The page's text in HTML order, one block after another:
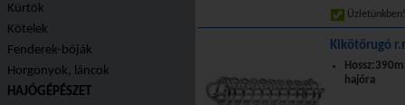
Kürtök
Kötelek
Fenderek-bóják
Horgonyok, láncok
HAJÓGÉPÉSZET
Kikötőrugó
hajóra